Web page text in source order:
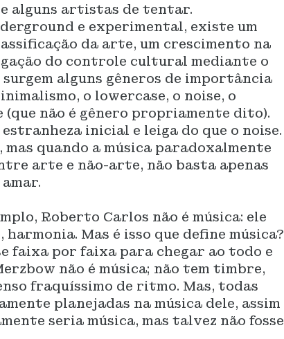
alguns artistas de tentar.
e experimental, existe um
da arte, um crescimento na
do controle cultural mediante o
alguns gêneros de importância
o lowercase, o noise, o
não é gênero propriamente dito).
estranheza inicial e leiga do que o noise.
quando a música paradoxalmente
arte e não-arte, não basta apenas
Roberto Carlos não é música: ele
Mas é isso que define música?
faixa por faixa para chegar ao todo e
não é música; não tem timbre,
fraquíssimo de ritmo. Mas, todas
planejadas na música dele, assim
seria música, mas talvez não fosse